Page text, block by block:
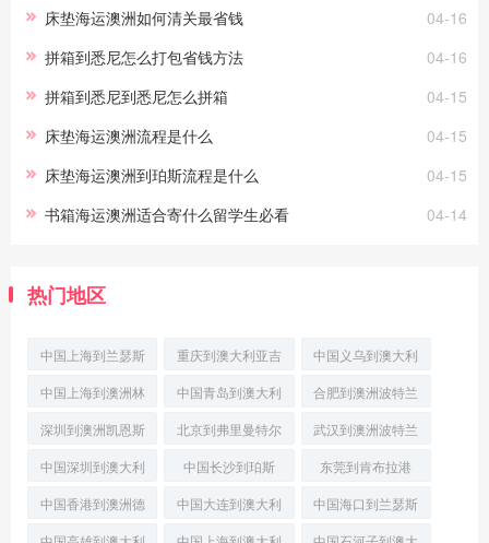
04-16
床垫海运澳洲如何清关最省钱
04-16
拼箱到悉尼怎么打包省钱方法
04-15
拼箱到悉尼到悉尼怎么拼箱
04-15
床垫海运澳洲流程是什么
04-15
床垫海运澳洲到珀斯流程是什么
04-14
书箱海运澳洲适合寄什么留学生必看
热门地区
中国上海到兰瑟斯
顿国际多式联运
重庆到澳大利亚吉
朗空运
中国义乌到澳大利
亚丹皮尔国际空运
中国上海到澳洲林
肯港(PortLinco
中国青岛到澳大利
亚霍巴特国际空运
专线
合肥到澳洲波特兰
空运物流专线
深圳到澳洲凯恩斯
跨境海空联运
北京到弗里曼特尔
航空快递
武汉到澳洲波特兰
优先空运
中国深圳到澳大利
亚堪培拉班轮运输
中国长沙到珀斯
(Perth)空运专线
东莞到肯布拉港
(PortKembla)空
中国香港到澳洲德
文波特(Devonpor
中国大连到澳大利
亚布尼空运物流专
中国海口到兰瑟斯
顿经济空运